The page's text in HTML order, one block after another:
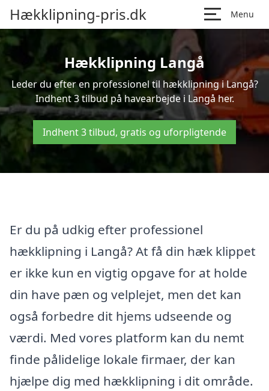
Hækklipning-pris.dk Menu
Hækklipning Langå
Leder du efter en professionel til hækklipning i Langå?
Indhent 3 tilbud på havearbejde i Langå her.
Indhent 3 tilbud, gratis og uforpligtende
Er du på udkig efter professionel
hækklipning i Langå? At få din hæk klippet
er ikke kun en vigtig opgave for at holde
din have pæn og velplejet, men det kan
også forbedre dit hjems udseende og
værdi. Med vores platform kan du nemt
finde pålidelige lokale firmaer, der kan
hjælpe dig med hækklipning i dit område.